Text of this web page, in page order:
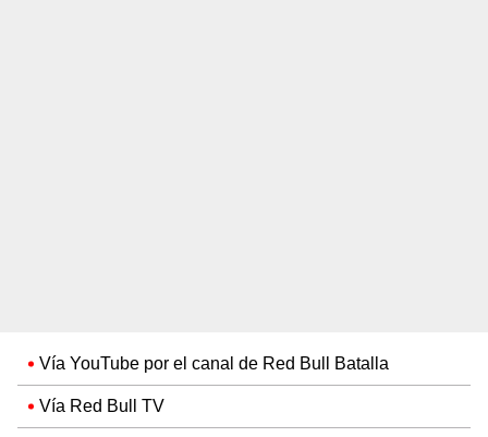
Vía YouTube por el canal de Red Bull Batalla
Vía Red Bull TV